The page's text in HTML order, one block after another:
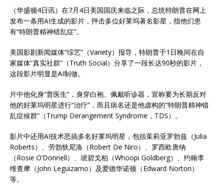
（华盛顿4日讯）在7月4日美国国庆来临之际，总统特朗普在网上
发布一条用AI生成的影片，抨击多位好莱坞著名影星，指他们患
有“特朗普精神错乱症”。
美国影剧新闻媒体“综艺”（Variety）报导，特朗普于1日晚间在自
家媒体“真实社群”（Truth Social）分享了一段长达90秒的影片，
这段影片明显是AI制做。
片中他化身“普医生”，身穿白袍、佩戴听诊器，宣称要为长期反对
他的好莱坞明星进行“治疗”，而且病名还是他虚构的“特朗普精神错
乱症候群”（Trump Derangement Syndrome，TDS）。
影片中还用AI技术恶搞多名好莱坞明星，包括茱莉亚罗勃兹（Julia
Roberts）、劳勃狄尼洛（Robert De Niro）、罗西欧唐纳
（Rosie O’Donnell）、琥碧戈柏（Whoopi Goldberg）、约翰李
维查摩（John Leguizamo）及爱德华诺顿（Edward Norton）
等。